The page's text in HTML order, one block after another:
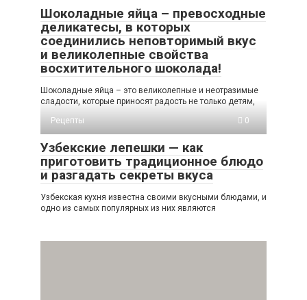
Шоколадные яйца – превосходные
деликатесы, в которых
соединились неповторимый вкус
и великолепные свойства
восхитительного шоколада!
Шоколадные яйца – это великолепные и неотразимые
сладости, которые приносят радость не только детям,
Рецепты
0
Узбекские лепешки — как
приготовить традиционное блюдо
и разгадать секреты вкуса
Узбекская кухня известна своими вкусными блюдами, и
одно из самых популярных из них являются